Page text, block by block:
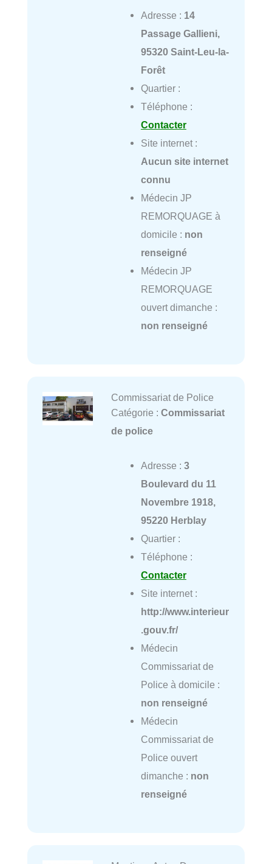
Adresse : 14
Passage Gallieni,
95320 Saint-Leu-la-
Forêt
Quartier :
Téléphone :
Contacter
Site internet :
Aucun site internet
connu
Médecin JP
REMORQUAGE à
domicile : non
renseigné
Médecin JP
REMORQUAGE
ouvert dimanche :
non renseigné
Commissariat de Police
Catégorie : Commissariat
de police
Adresse : 3
Boulevard du 11
Novembre 1918,
95220 Herblay
Quartier :
Téléphone :
Contacter
Site internet :
http://www.interieur
.gouv.fr/
Médecin
Commissariat de
Police à domicile :
non renseigné
Médecin
Commissariat de
Police ouvert
dimanche : non
renseigné